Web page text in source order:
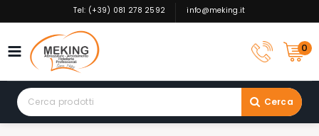
to
Tel: (+39) 081 278 2592 info@meking.it
0
Search
for:
Cerca